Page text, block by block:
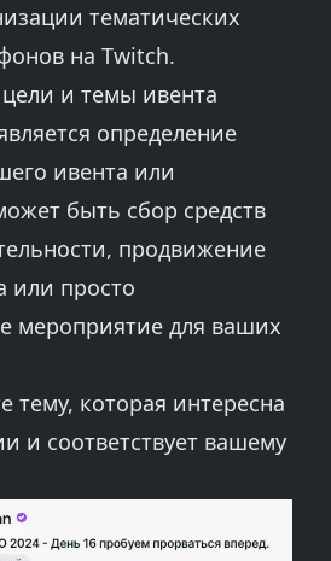
тематических
на Twitch.
и темы ивента
определение
ивента или
быть сбор средств
продвижение
или просто
мероприятие для ваших
тему, которая интересна
и соответствует вашему